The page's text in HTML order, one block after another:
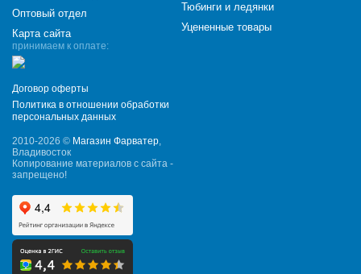
принимаем к оплате:
Договор оферты
Политика в отношении обработки
персональных данных
2010-2026 © Магазин Фарватер,
Владивосток
Копирование материалов с сайта -
запрещено!
Оптовый отдел
Карта сайта
Тюбинги и ледянки
Уцененные товары